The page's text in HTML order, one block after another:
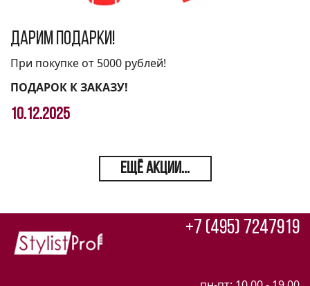
Дарим подарки!
При покупке от 5000 рублей!
ПОДАРОК К ЗАКАЗУ!
10.12.2025
ЕЩЁ АКЦИИ...
+7 (495) 7247919